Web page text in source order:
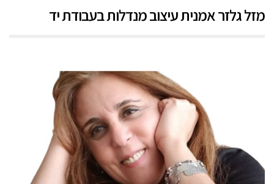
מזל גלזר אמנית עיצוב מנדלות בעבודת יד